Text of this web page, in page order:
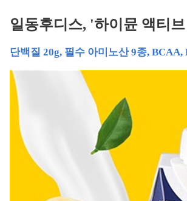
일동후디스, '하이뮨 액티
단백질 20g, 필수 아미노산 9종,